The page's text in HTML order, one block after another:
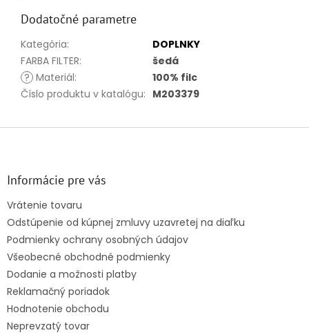
Dodatočné parametre
Kategória:
DOPLNKY
FARBA FILTER:
šedá
? Materiál:
100% filc
Číslo produktu v katalógu: M203379
Z
Informácie pre vás
Vrátenie tovaru
Odstúpenie od kúpnej zmluvy uzavretej na diaľku
Podmienky ochrany osobných údajov
Všeobecné obchodné podmienky
Dodanie a možnosti platby
Reklamačný poriadok
Hodnotenie obchodu
Neprevzatý tovar